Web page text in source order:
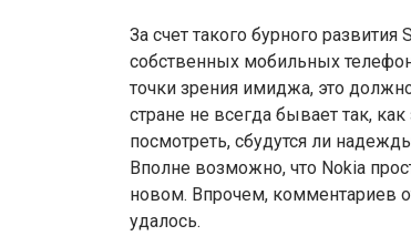
За счет такого бурного
собственных мобильных
точки зрения имиджа, это
стране не всегда бывает так,
посмотреть, сбудутся ли
Вполне возможно, что Nokia
новом. Впрочем, комментариев
удалось.